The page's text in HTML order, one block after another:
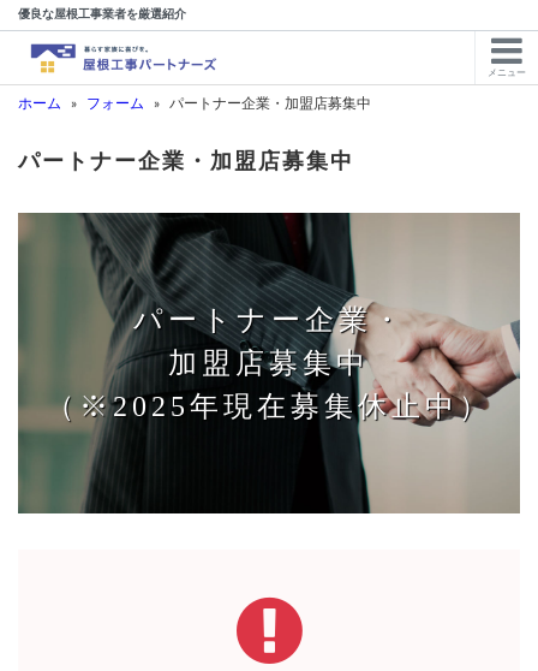
優良な屋根工事業者を厳選紹介
メニュー
ホーム » フォーム » パートナー企業・加盟店募集中
パートナー企業・加盟店募集中
パートナー企業・
加盟店募集中
（※2025年現在募集休止中）